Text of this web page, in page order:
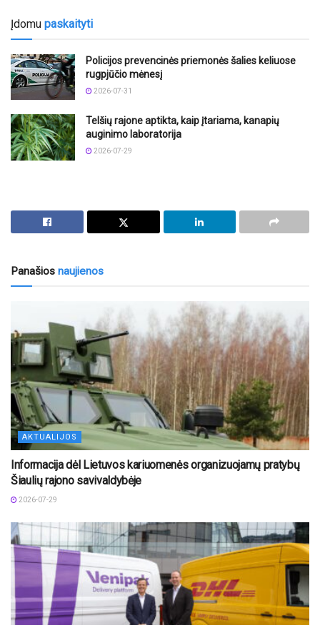
Įdomu paskaityti
Policijos prevencinės priemonės šalies keliuose
rugpjūčio mėnesį
2026-07-31
Telšių rajone aptikta, kaip įtariama, kanapių
auginimo laboratorija
2026-07-29
Panašios naujienos
AKTUALIJOS
Informacija dėl Lietuvos kariuomenės organizuojamų pratybų
Šiaulių rajono savivaldybėje
2026-07-29